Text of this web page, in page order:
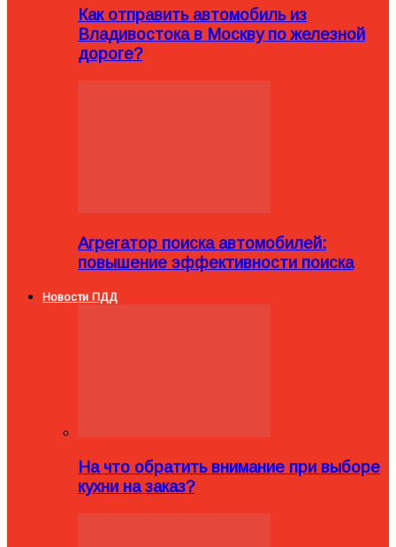
Как отправить автомобиль из
Владивостока в Москву по железной
дороге?
Агрегатор поиска автомобилей:
повышение эффективности поиска
Новости ПДД
На что обратить внимание при выборе
кухни на заказ?